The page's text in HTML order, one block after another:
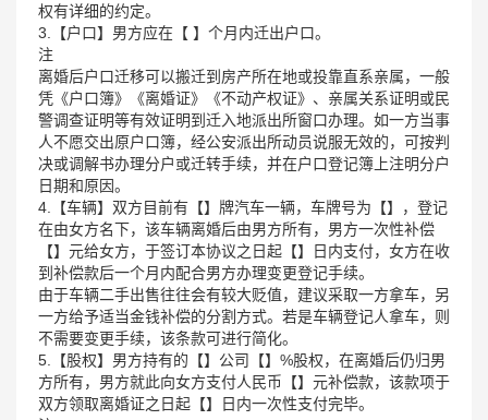
权有详细的约定。
3.【户口】男方应在【 】个月内迁出户口。
注
离婚后户口迁移可以搬迁到房产所在地或投靠直系亲属，一般
凭《户口簿》《离婚证》《不动产权证》、亲属关系证明或民
警调查证明等有效证明到迁入地派出所窗口办理。如一方当事
人不愿交出原户口簿，经公安派出所动员说服无效的，可按判
决或调解书办理分户或迁转手续，并在户口登记簿上注明分户
日期和原因。
4.【车辆】双方目前有【】牌汽车一辆，车牌号为【】，登记
在由女方名下，该车辆离婚后由男方所有，男方一次性补偿
【】元给女方，于签订本协议之日起【】日内支付，女方在收
到补偿款后一个月内配合男方办理变更登记手续。
由于车辆二手出售往往会有较大贬值，建议采取一方拿车，另
一方给予适当金钱补偿的分割方式。若是车辆登记人拿车，则
不需要变更手续，该条款可进行简化。
5.【股权】男方持有的【】公司【】%股权，在离婚后仍归男
方所有，男方就此向女方支付人民币【】元补偿款，该款项于
双方领取离婚证之日起【】日内一次性支付完毕。